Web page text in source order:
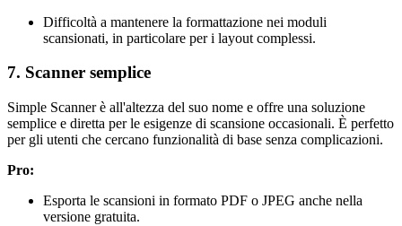
Difficoltà a mantenere la formattazione nei moduli
scansionati, in particolare per i layout complessi.
7. Scanner semplice
Simple Scanner è all'altezza del suo nome e offre una soluzione
semplice e diretta per le esigenze di scansione occasionali. È perfetto
per gli utenti che cercano funzionalità di base senza complicazioni.
Pro:
Esporta le scansioni in formato PDF o JPEG anche nella
versione gratuita.